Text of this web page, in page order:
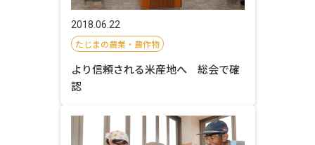
2018.06.22
たじまの農業・農作物
より信頼される米産地へ 総会で確
認